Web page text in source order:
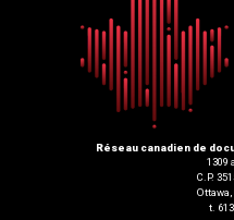
Réseau canadien de
1309
C.P.
Ottawa,
t.